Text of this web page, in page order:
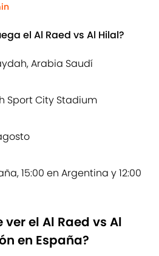
el Al Raed vs Al Hilal?
Arabia Saudí
Sport City Stadium
15:00 en Argentina y 12:00
el Al Raed vs Al
en España?